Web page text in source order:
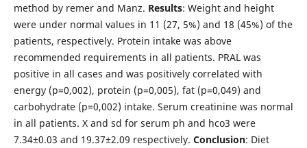
method by remer and Manz. Results: Weight and height
were under normal values in 11 (27, 5%) and 18 (45%) of the
patients, respectively. Protein intake was above
recommended requirements in all patients. PRAL was
positive in all cases and was positively correlated with
energy (p=0,002), protein (p=0,005), fat (p=0,049) and
carbohydrate (p=0,002) intake. Serum creatinine was normal
in all patients. X and sd for serum ph and hco3 were
7.34±0.03 and 19.37±2.09 respectively. Conclusion: Diet